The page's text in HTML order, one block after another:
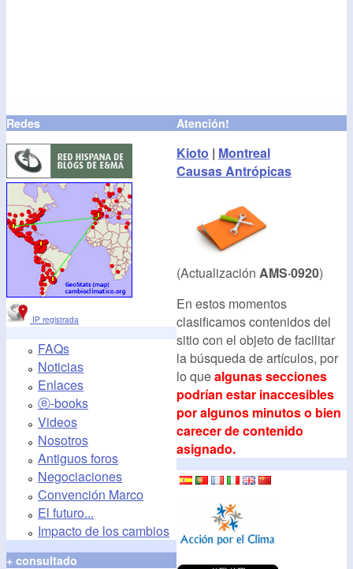
Redes
IP registrada
FAQs
Noticias
Enlaces
ⓔ-books
Videos
Nosotros
Antiguos foros
Negociaciones
Convención Marco
El futuro...
Impacto de los cambios
+ consultado
Atención!
Kioto | Montreal
Causas Antrópicas
(Actualización AMS·0920)
En estos momentos
clasificamos contenidos del
sitio con el objeto de facilitar
la búsqueda de artículos, por
lo quealgunas secciones
podrían estar inaccesibles
por algunos minutos o bien
carecer de contenido
asignado.